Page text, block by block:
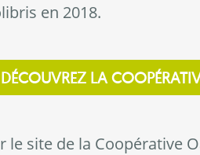
en 2018.
DÉCOUVREZ LA
le site de la Coopérative